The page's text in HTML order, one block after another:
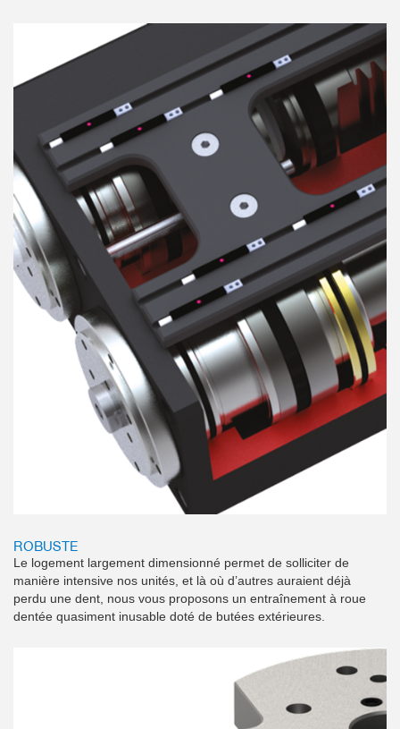
ROBUSTE
Le logement largement dimensionné permet de solliciter de
manière intensive nos unités, et là où d’autres auraient déjà
perdu une dent, nous vous proposons un entraînement à roue
dentée quasiment inusable doté de butées extérieures.